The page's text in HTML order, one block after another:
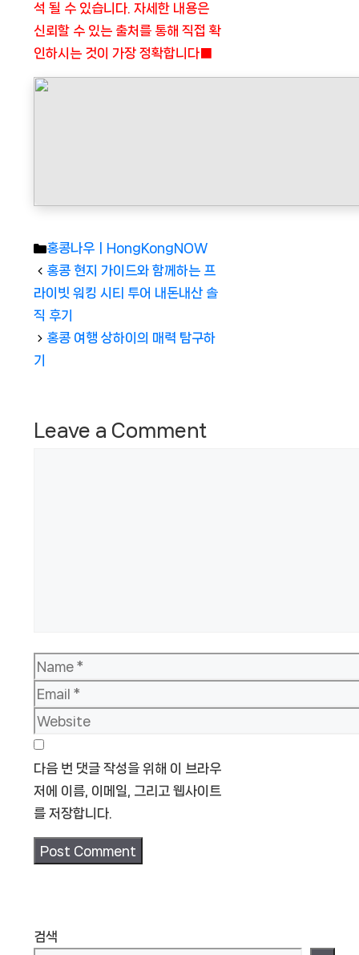
석 될 수 있습니다. 자세한 내용은
신뢰할 수 있는 출처를 통해 직접 확
인하시는 것이 가장 정확합니다■
Categories
홍콩나우ㅣHongKongNOW
홍콩 현지 가이드와 함께하는 프
라이빗 워킹 시티 투어 내돈내산 솔
직 후기
홍콩 여행 상하이의 매력 탐구하
기
Leave a Comment
Name
Email
Website
다음 번 댓글 작성을 위해 이 브라우
저에 이름, 이메일, 그리고 웹사이트
를 저장합니다.
검색